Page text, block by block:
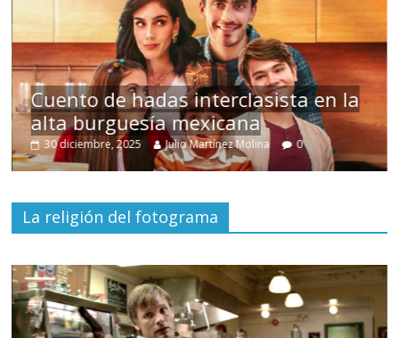
Cuento de hadas interclasista en la
alta burguesía mexicana
30 diciembre, 2025 Julio Martínez Molina 0
La religión del fotograma